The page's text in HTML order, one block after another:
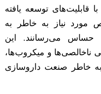
قابلیت‌های توسعه یافته
نیاز به خاطر به
حساس می‌رسانند. این
ناخالصی‌ها و میکروب‌ها،
خاطر صنعت داروسازی